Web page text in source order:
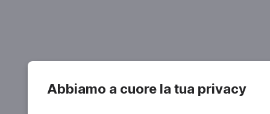
Abbiamo a cuore la tua privacy